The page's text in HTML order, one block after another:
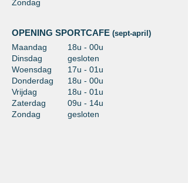
OPENING SPORTCAFE (sept-april)
Zondag
Maandag
Dinsdag
Woensdag
Donderdag
Vrijdag
Zaterdag
Zondag
18u - 00u
gesloten
17u - 01u
18u - 00u
18u - 01u
09u - 14u
gesloten